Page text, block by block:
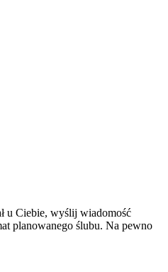
u Ciebie, wyślij wiadomość
planowanego ślubu. Na pewno